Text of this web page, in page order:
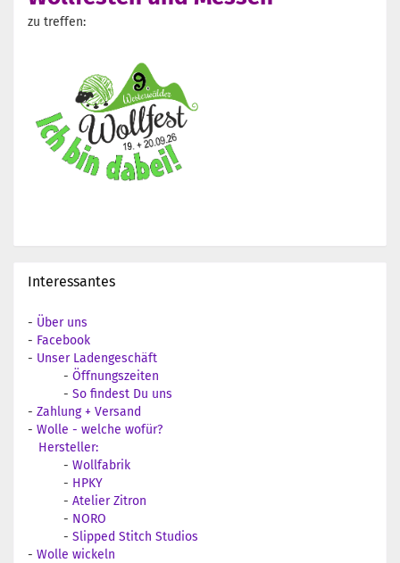
zu treffen:
Interessantes
- Über uns
- Facebook
- Unser Ladengeschäft
- Öffnungszeiten
- So findest Du uns
- Zahlung + Versand
- Wolle - welche wofür?
Hersteller:
- Wollfabrik
- HPKY
- Atelier Zitron
- NORO
- Slipped Stitch Studios
- Wolle wickeln